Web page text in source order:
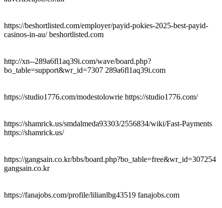
https://beshortlisted.com/employer/payid-pokies-2025-best-payid-
casinos-in-au/ beshortlisted.com
http://xn--289a6fl1aq39i.com/wave/board.php?
bo_table=support&wr_id=7307 289a6fl1aq39i.com
https://studio1776.com/modestolowrie https://studio1776.com/
https://shamrick.us/smdalmeda93303/2556834/wiki/Fast-Payments
https://shamrick.us/
https://gangsain.co.kr/bbs/board.php?bo_table=free&wr_id=307254
gangsain.co.kr
https://fanajobs.com/profile/lilianlbg43519 fanajobs.com